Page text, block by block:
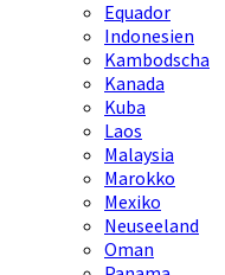
Equador
Indonesien
Kambodscha
Kanada
Kuba
Laos
Malaysia
Marokko
Mexiko
Neuseeland
Oman